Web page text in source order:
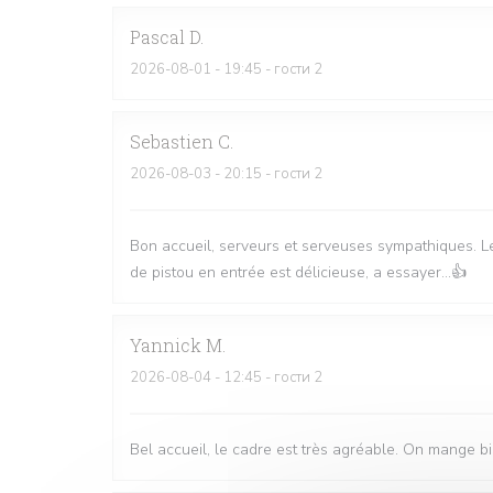
Pascal D
2026-08-01 - 19:45 - гости 2
Sebastien C
2026-08-03 - 20:15 - гости 2
Bon accueil, serveurs et serveuses sympathiques.
de pistou en entrée est délicieuse, a essayer...👍
Yannick M
2026-08-04 - 12:45 - гости 2
Bel accueil, le cadre est très agréable. On mange